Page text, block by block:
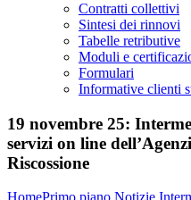
Contratti collettivi
Sintesi dei rinnovi
Tabelle retributive
Moduli e
Formulari
Informative clienti
19 novembre 25:
servizi on line
Riscossione